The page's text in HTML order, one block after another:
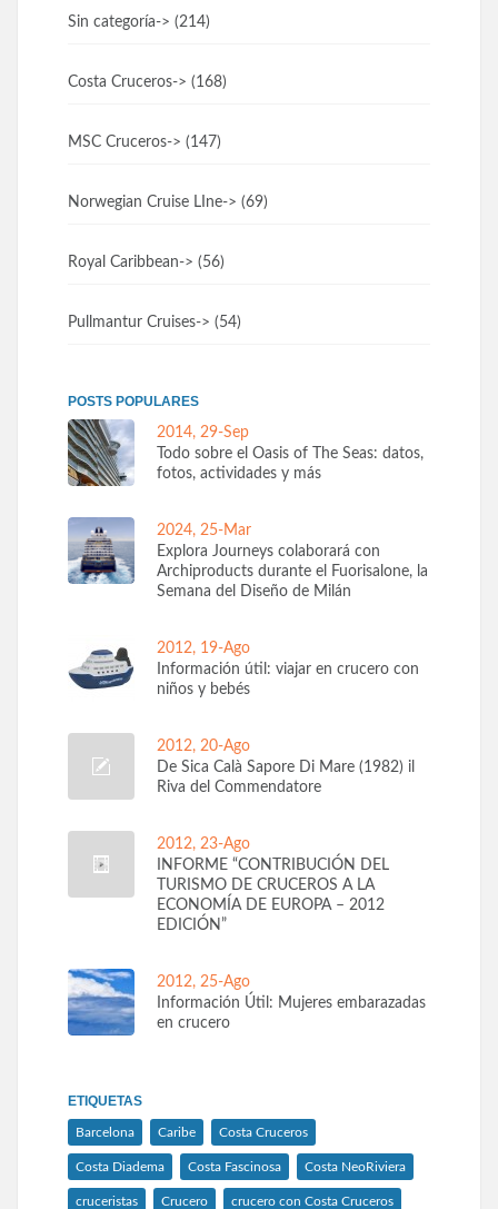
Sin categoría-> (214)
Costa Cruceros-> (168)
MSC Cruceros-> (147)
Norwegian Cruise LIne-> (69)
Royal Caribbean-> (56)
Pullmantur Cruises-> (54)
POSTS POPULARES
2014, 29-Sep
Todo sobre el Oasis of The Seas: datos,
fotos, actividades y más
2024, 25-Mar
Explora Journeys colaborará con
Archiproducts durante el Fuorisalone, la
Semana del Diseño de Milán
2012, 19-Ago
Información útil: viajar en crucero con
niños y bebés
2012, 20-Ago
De Sica Calà Sapore Di Mare (1982) il
Riva del Commendatore
2012, 23-Ago
INFORME “CONTRIBUCIÓN DEL
TURISMO DE CRUCEROS A LA
ECONOMÍA DE EUROPA – 2012
EDICIÓN”
2012, 25-Ago
Información Útil: Mujeres embarazadas
en crucero
ETIQUETAS
Barcelona Caribe Costa Cruceros
Costa Diadema Costa Fascinosa Costa NeoRiviera
cruceristas Crucero crucero con Costa Cruceros